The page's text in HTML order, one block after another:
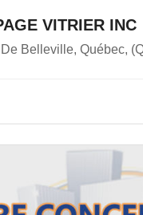
VITRIER INC
Belleville, Québec,